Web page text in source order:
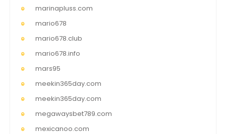
marinapluss.com
mario678
mario678.club
mario678.info
mars95
meekin365day.com
meekin365day.com
megawaysbet789.com
mexicanoo.com